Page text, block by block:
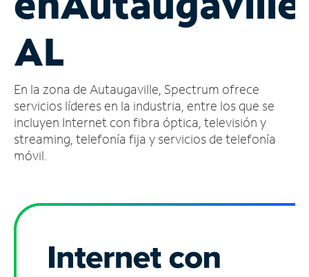
cuenta
Encuentra
tienda
AL
En la zona de Autaugaville, Spectrum ofrece
servicios líderes en la industria, entre los que se
incluyen Internet con fibra óptica, televisión y
streaming, telefonía fija y servicios de telefonía
móvil.